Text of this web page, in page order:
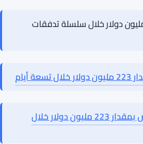
التراكم، على الأقل في ذلك الشهر.
من التدفقات الإيجابية بشكل عام.
أحيانًا يكون مجرد إدارة محفظة.